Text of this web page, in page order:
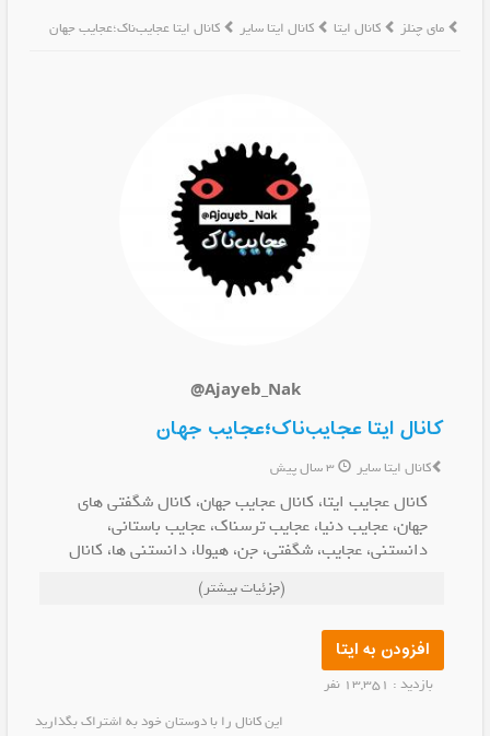
مای چنلز کانال ایتا کانال ایتا سایر کانال ایتا عجایب‌ناک؛عجایب جهان
@Ajayeb_Nak
کانال ایتا عجایب‌ناک؛عجایب جهان
کانال ایتا سایر 3 سال پیش
کانال عجایب ایتا، کانال عجایب جهان، کانال شگفتی های
جهان، عجایب دنیا، عجایب ترسناک، عجایب باستانی،
دانستنی، عجایب، شگفتی، جن، هیولا، دانستنی ها، کانال
(جزئیات بیشتر)
افزودن به ایتا
بازدید : 13,351 نفر
این کانال را با دوستان خود به اشتراک بگذارید